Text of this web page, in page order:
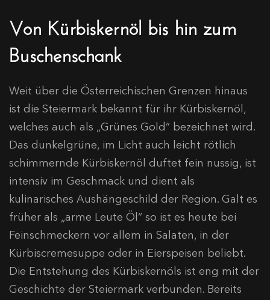
Von Kürbiskernöl bis hin zum
Buschenschank
Weit über die Österreichischen Grenzen hinaus
ist die Steiermark bekannt für ihr Kürbiskernöl,
welches auch als „Grünes Gold“ bezeichnet wird.
Das dunkelgrüne, im Licht auch leicht rötlich
schimmernde Kürbiskernöl duftet fein nussig, ist
intensiv im Geschmack und dient als
kulinarisches Aushängeschild der Region. Galt es
früher als „arme Leute Öl“ so ist es heute bei
Feinschmeckern vor allem in Salaten, in der
Kürbiscremesuppe oder in Eierspeisen beliebt.
Die Entstehung des Kürbiskernöls ist eng mit der
Geschichte der Steiermark verbunden. Bereits